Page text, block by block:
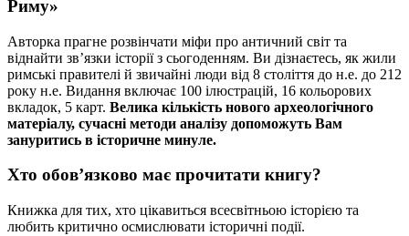
Риму»
Авторка прагне розвінчати міфи про античний світ та
віднайти зв’язки історії з сьогоденням. Ви дізнаєтесь, як жили
римські правителі й звичайні люди від 8 століття до н.е. до 212
року н.е. Видання включає 100 ілюстрацій, 16 кольорових
вкладок, 5 карт. Велика кількість нового археологічного
матеріалу, сучасні методи аналізу допоможуть Вам
зануритись в історичне минуле.
Хто обов’язково має прочитати книгу?
Книжка для тих, хто цікавиться всесвітньою історією та
любить критично осмислювати історичні події.